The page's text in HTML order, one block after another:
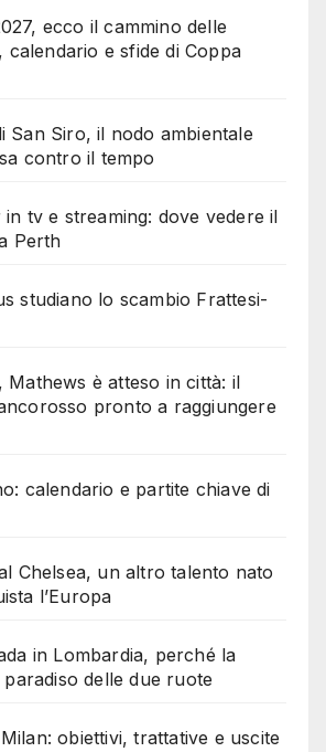
ecco il cammino delle
calendario e sfide di Coppa
San Siro, il nodo ambientale
contro il tempo
tv e streaming: dove vedere il
Perth
studiano lo scambio Frattesi-
Mathews è atteso in città: il
pronto a raggiungere
calendario e partite chiave di
Chelsea, un altro talento nato
l’Europa
in Lombardia, perché la
delle due ruote
obiettivi, trattative e uscite